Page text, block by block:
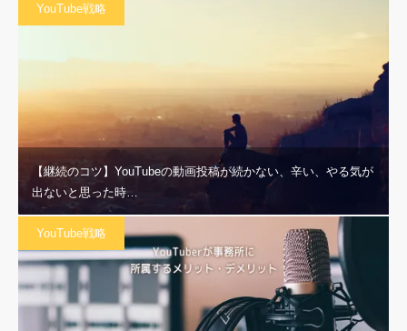
YouTube戦略
【継続のコツ】YouTubeの動画投稿が続かない、辛い、やる気が
出ないと思った時…
YouTube戦略